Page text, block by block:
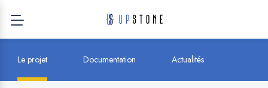
Le projet Documentation Actualités